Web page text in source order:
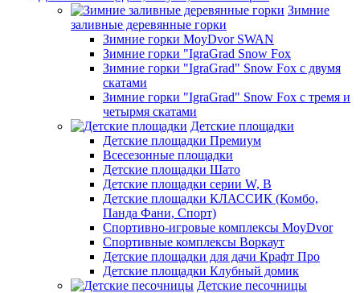
Зимние
заливные деревянные горки
Зимние горки MoyDvor SWAN
Зимние горки "IgraGrad Snow Fox
Зимние горки "IgraGrad" Snow Fox с двумя
скатами
Зимние горки "IgraGrad" Snow Fox с тремя и
четырмя скатами
Детские площадки
Детские площадки Премиум
Всесезонные площадки
Детские площадки Шато
Детские площадки серии W, В
Детские площадки КЛАССИК (Комбо,
Панда Фани, Спорт)
Спортивно-игровые комплексы MoyDvor
Спортивные комплексы Воркаут
Детские площадки для дачи Крафт Про
Детские площадки Клубный домик
Детские песочницы